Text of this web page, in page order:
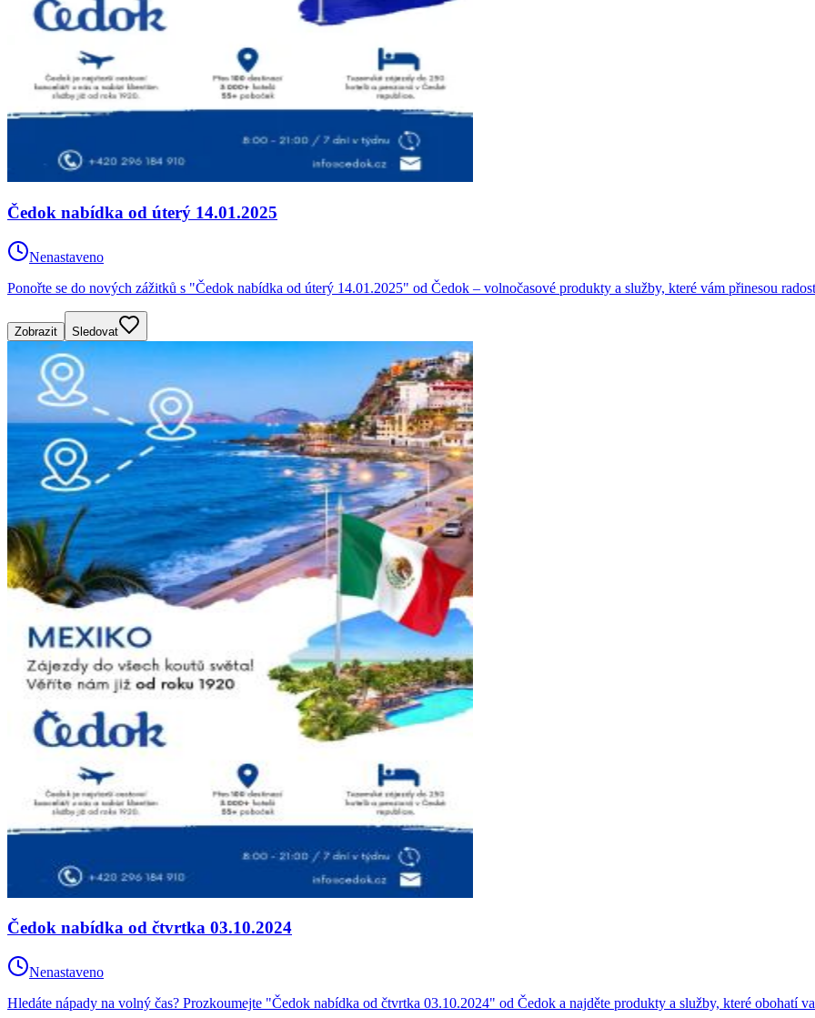
Čedok nabídka od úterý 14.01.2025
Nenastaveno
Ponořte se do nových zážitků s "Čedok nabídka od úterý 14.01.2025" od Čedok – volnočasové produkty a služby, které vám přinesou
Zobrazit Sledovat
Čedok nabídka od čtvrtka 03.10.2024
Nenastaveno
Hledáte nápady na volný čas? Prozkoumejte "Čedok nabídka od čtvrtka 03.10.2024" od Čedok a najděte produkty a služby, které obohatí